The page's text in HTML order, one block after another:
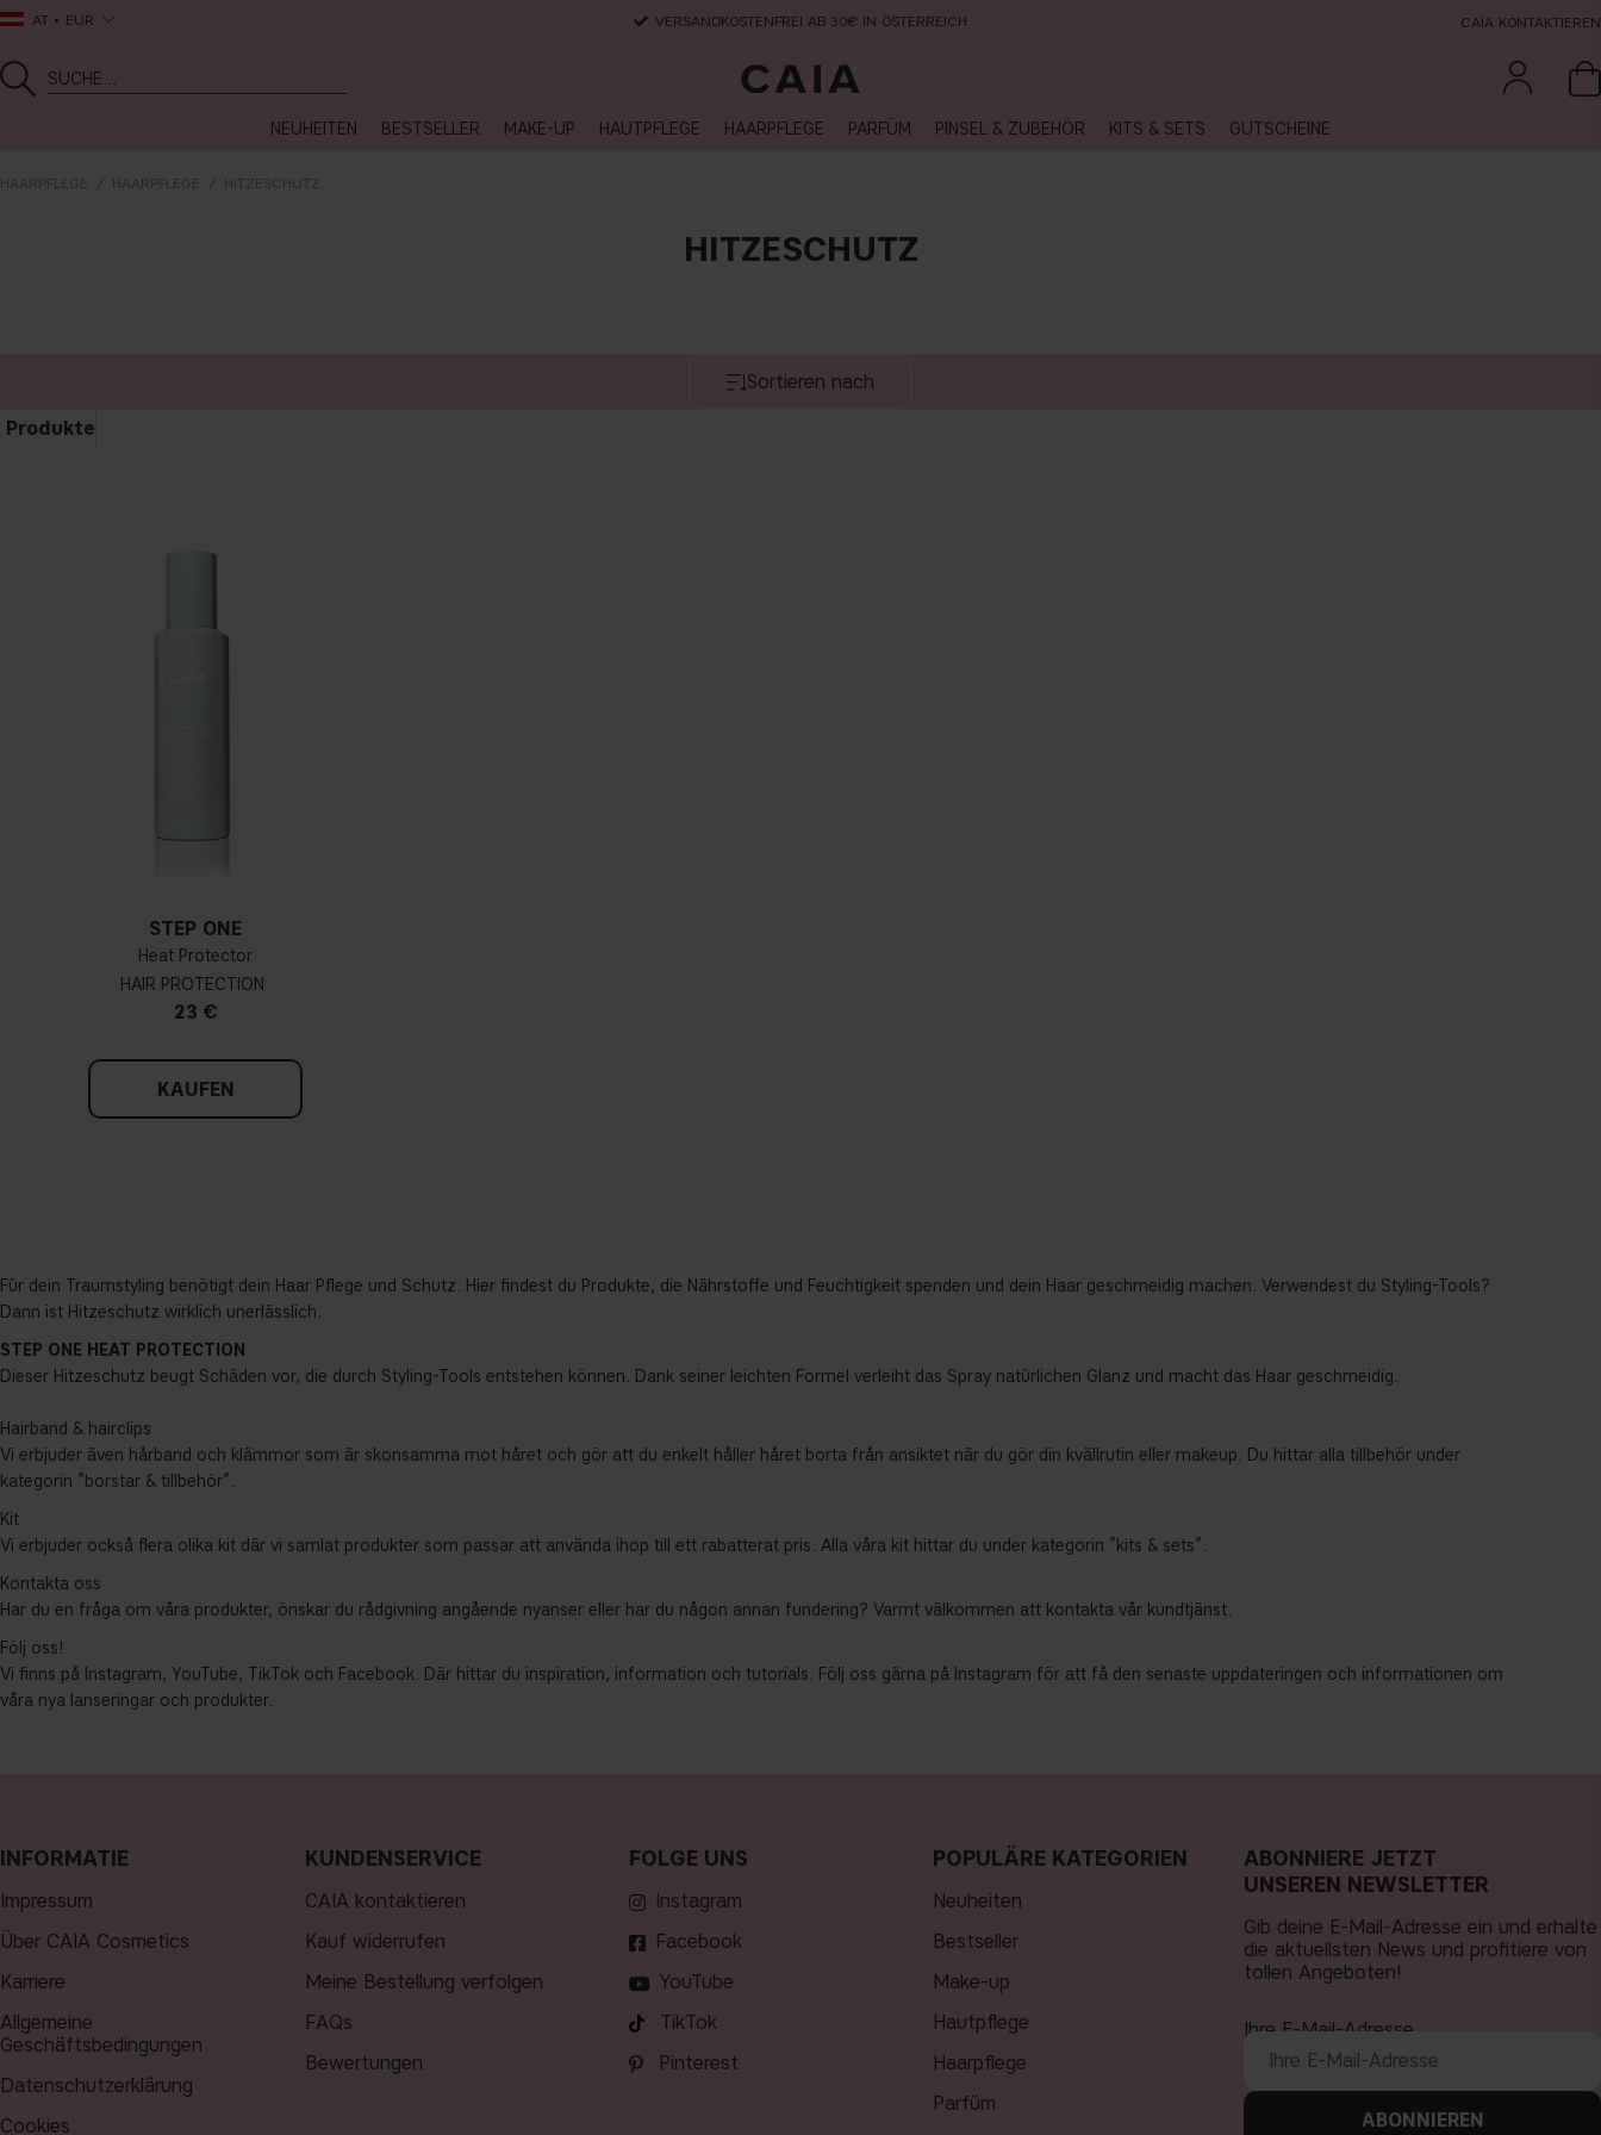
AT EUR VERSANDKOSTENFREI AB 30€ IN ÖSTERREICH CAIA KONTAKTIEREN
NEUHEITEN BESTSELLER MAKE-UP HAUTPFLEGE HAARPFLEGE PARFÜM PINSEL & ZUBEHÖR KITS & SETS GUTSCHEINE
HAARPFLEGE HAARPFLEGE HITZESCHUTZ
HITZESCHUTZ
Sortieren nach
Produkte
STEP ONE
Heat Protector
HAIR PROTECTION
23 €
KAUFEN
Für dein Traumstyling benötigt dein Haar Pflege und Schutz. Hier findest du Produkte, die Nährstoffe und Feuchtigkeit spenden und dein Haar geschmeidig machen. Verwendest du Styling-Tools?
Dann ist Hitzeschutz wirklich unerlässlich.
STEP ONE HEAT PROTECTION
Dieser Hitzeschutz beugt Schäden vor, die durch Styling-Tools entstehen können. Dank seiner leichten Formel verleiht das Spray natürlichen Glanz und macht das Haar geschmeidig.
Hairband & hairclips
Vi erbjuder även hårband och klämmor som är skonsamma mot håret och gör att du enkelt håller håret borta från ansiktet när du gör din kvällrutin eller makeup. Du hittar alla tillbehör under
kategorin ”borstar & tillbehör”.
Kit
Vi erbjuder också flera olika kit där vi samlat produkter som passar att använda ihop till ett rabatterat pris. Alla våra kit hittar du under kategorin ”kits & sets”.
Kontakta oss
Har du en fråga om våra produkter, önskar du rådgivning angående nyanser eller har du någon annan fundering? Varmt välkommen att kontakta vår kundtjänst.
Följ oss!
Vi finns på Instagram, YouTube, TikTok och Facebook. Där hittar du inspiration, information och tutorials. Följ oss gärna på Instagram för att få den senaste uppdateringen och informationen om
våra nya lanseringar och produkter.
INFORMATIE
Impressum
Über CAIA Cosmetics
Karriere
Allgemeine
Geschäftsbedingungen
Datenschutzerklärung
Cookies
KUNDENSERVICE
CAIA kontaktieren
Kauf widerrufen
Meine Bestellung verfolgen
FAQs
Bewertungen
FOLGE UNS
Instagram
Facebook
YouTube
TikTok
Pinterest
POPULÄRE KATEGORIEN
neuheiten
bestseller
make-up
hautpflege
haarpflege
parfüm
ABONNIERE JETZT
UNSEREN NEWSLETTER
Gib deine E-Mail-Adresse ein und erhalte
die aktuellsten News und profitiere von
tollen Angeboten!
Ihre E-Mail-Adresse
ABONNIEREN